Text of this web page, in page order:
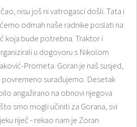
nisu još ni vatrogasci došli. Tata i
odmah naše radnike poslati na
koja bude potrebna. Traktor i
u dogovoru s Nikolom
Prometa. Goran je naš susjed,
povremeno surađujemo. Desetak
angažirano na obnovi njegova
smo mogli učiniti za Gorana, svi
riječ - rekao nam je Zoran